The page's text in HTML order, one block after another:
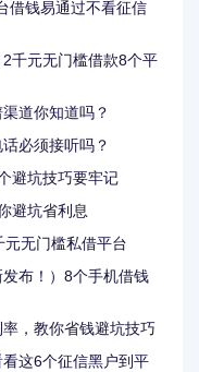
借钱易通过不看征信
千元无门槛借款8个平
道你知道吗？
必须接听吗？
避坑技巧要牢记
避坑省利息
无门槛私借平台
布！）8个手机借钱
，教你省钱避坑技巧
这6个征信黑户到平